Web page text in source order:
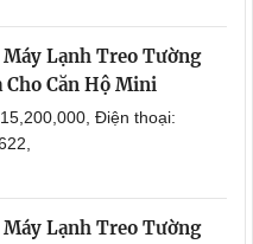
Lạnh Treo Tường
Cho Căn Hộ Mini
Điện thoại:
Lạnh Treo Tường